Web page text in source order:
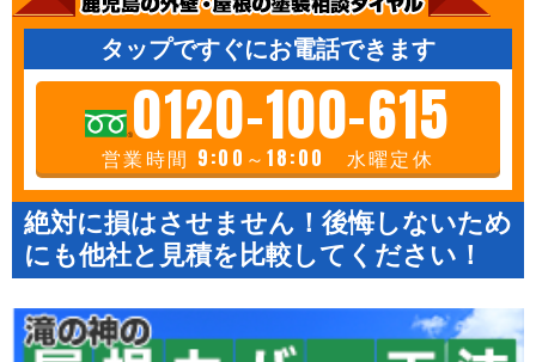
タップですぐにお電話できます
0120-100-615
営業時間 9:00～18:00 水曜定休
絶対に損はさせません！後悔しないため
にも他社と見積を比較してください！